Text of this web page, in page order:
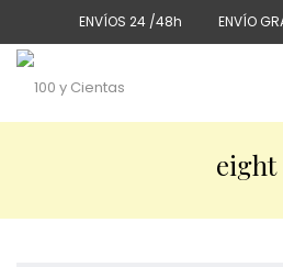
ENVÍOS 24 /48h ENVÍO
eight